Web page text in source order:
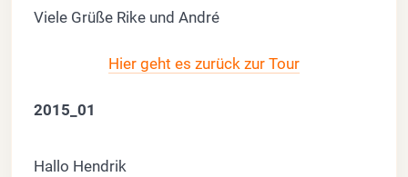
Viele Grüße Rike und André
Hier geht es zurück zur Tour
2015_01
Hallo Hendrik